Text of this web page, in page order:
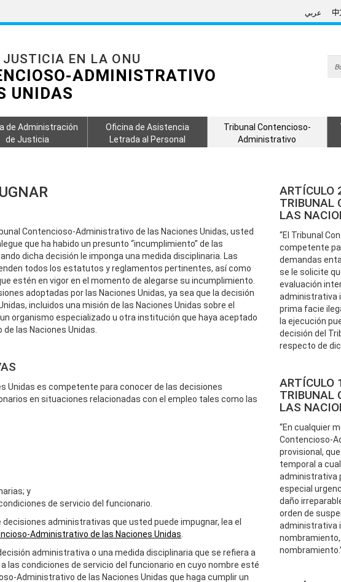
中
EN LA ONU
ADMINISTRATIVO
UNIDAS
de Administración
de Justicia
Oficina de Asistencia
Letrada al Personal
Tribunal Contencioso-
Administrativo
Contencioso-Administrativo de las Naciones Unidas, usted
que ha habido un presunto “incumplimiento” de las
dicha decisión le imponga una medida disciplinaria. Las
todos los estatutos y reglamentos pertinentes, así como
estén en vigor en el momento de alegarse su incumplimiento.
adoptadas por las Naciones Unidas, ya sea que la decisión
incluidos una misión de las Naciones Unidas sobre el
organismo especializado u otra institución que haya aceptado
las Naciones Unidas.
Unidas es competente para conocer de las decisiones
en situaciones relacionadas con el empleo tales como las
y
de servicio del funcionario.
administrativas que usted puede impugnar, lea el
Administrativo de las Naciones Unidas
administrativa o una medida disciplinaria que se refiera a
las condiciones de servicio del funcionario en cuyo nombre esté
Administrativo de las Naciones Unidas que haga cumplir un
ARTÍCULO
LAS
“El Tribunal
competente
demandas
se le solicite
evaluación
administrativa
prima facie
la ejecución
decisión del
respecto de
ARTÍCULO
LAS
“En cualquier
Contencioso-
provisional,
temporal a
administrativa
especial
daño
orden de
administrativa